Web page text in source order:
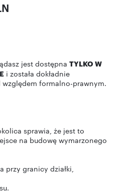
jest dostępna TYLKO W
i została dokładnie
formalno-prawnym.
sprawia, że jest to
na budowę wymarzonego
przy granicy działki,